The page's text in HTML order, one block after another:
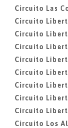
Circuito Las
Circuito
Circuito
Circuito
Circuito
Circuito
Circuito
Circuito
Circuito
Circuito Los